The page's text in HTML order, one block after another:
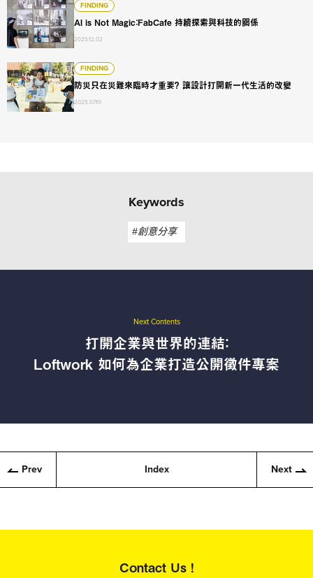
FINDING
AI is Not Magic：FabCafe 持續探索與科技的關係
2025.12.02
AI is Not Magic：FabCafe 持續探索與科技的關係
FINDING
防災只在災難來臨時才重要？ 讓設計打開新一代生活的改變
2025.07.10
防災只在災難來臨時才重要？ 讓設計打開新一代生活的改變
Keywords
#創意分享
Next Contents
打開企業與世界的連結：
Loftwork 如何為企業打造公開徵件專案
Prev Index Next
Contact Us !